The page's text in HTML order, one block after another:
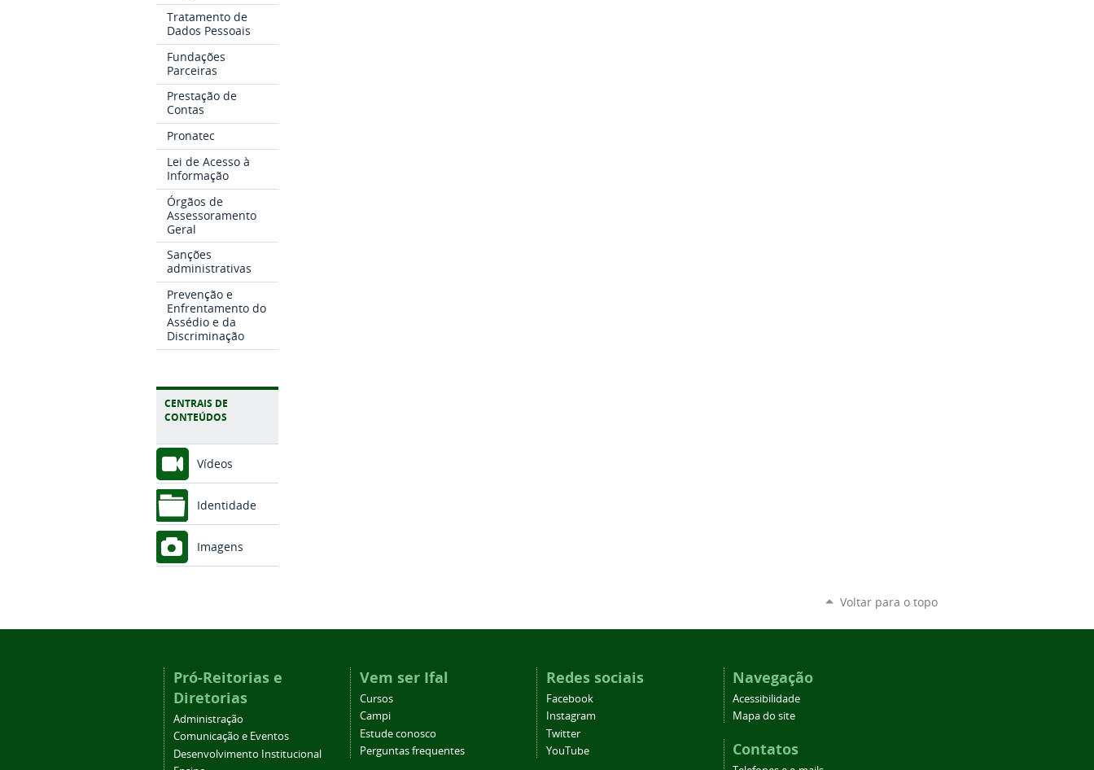
Tratamento de
Dados Pessoais
Fundações
Parceiras
Prestação de
Contas
Pronatec
Lei de Acesso à
Informação
Órgãos de
Assessoramento
Geral
Sanções
administrativas
Prevenção e
Enfrentamento do
Assédio e da
Discriminação
CENTRAIS DE
CONTEÚDOS
Vídeos
Identidade
Imagens
Voltar para o topo
Pró-Reitorias e
Diretorias
Administração
Comunicação e Eventos
Desenvolvimento Institucional
Vem ser Ifal
Cursos
Campi
Estude conosco
Perguntas frequentes
Redes sociais
Facebook
Instagram
Twitter
YouTube
Navegação
Acessibilidade
Mapa do site
Contatos